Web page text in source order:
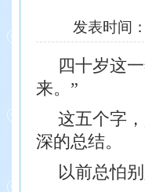
发表时间：
四十岁这
来。”
这五个字
深的总结。
以前总怕